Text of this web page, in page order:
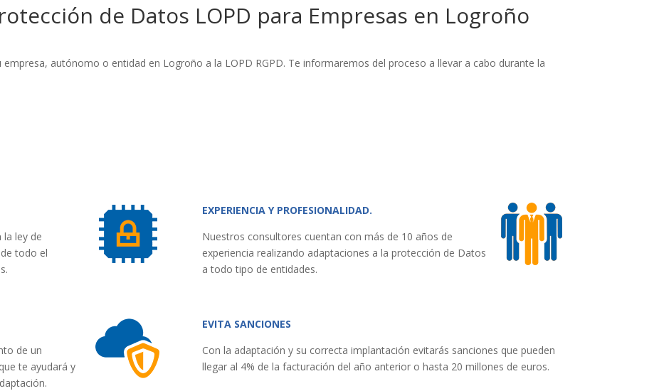
de Datos LOPD para Empresas en Logroño
autónomo o entidad en Logroño a la LOPD RGPD. Te informaremos del proceso a llevar a cabo durante la
ley de
todo el
EXPERIENCIA Y PROFESIONALIDAD.
Nuestros consultores cuentan con más de 10 años de
experiencia realizando adaptaciones a la protección de Datos
a todo tipo de entidades.
de un
te ayudará y
EVITA SANCIONES
Con la adaptación y su correcta implantación evitarás sanciones que pueden
llegar al 4% de la facturación del año anterior o hasta 20 millones de euros.